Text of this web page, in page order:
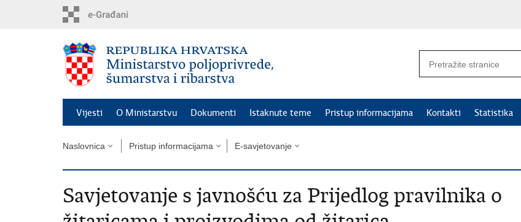
Vijesti O Ministarstvu Dokumenti Istaknute teme Pristup informacijama Kontakti Statistika
Naslovnica Pristup informacijama E-savjetovanje
Savjetovanje s javnošću za Prijedlog pravilnika o